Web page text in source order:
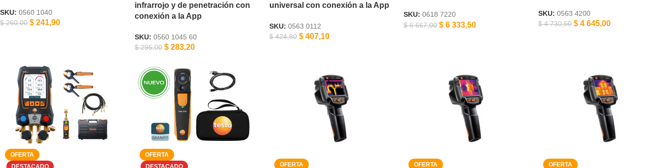
SKU: 0560 1040
$260,00 $ 241,90
infrarrojo y de penetración con
conexión a la App
SKU: 0560 1045 60
$295,00 $283,20
universal con conexión a la App
SKU: 0563 0112
$424,80 $407,10
SKU:0618 7220
$6 667,00 $ 6 333,50
SKU:0563 4200
$4 730,50 $ 4 645,00